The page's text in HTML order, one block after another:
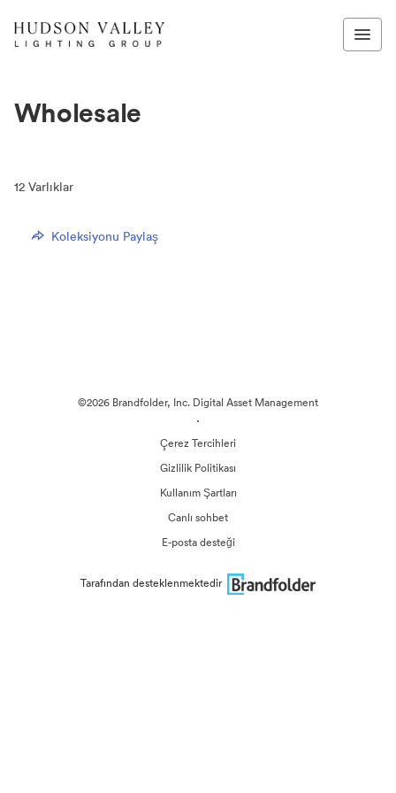
Wholesale
12 Varlıklar
Koleksiyonu Paylaş
©2026 Brandfolder, Inc. Digital Asset Management
·
Çerez Tercihleri
Gizlilik Politikası
Kullanım Şartları
Canlı sohbet
E-posta desteği
Tarafından desteklenmektedir